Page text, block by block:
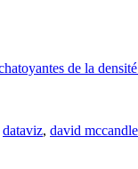
de la
dataviz, david